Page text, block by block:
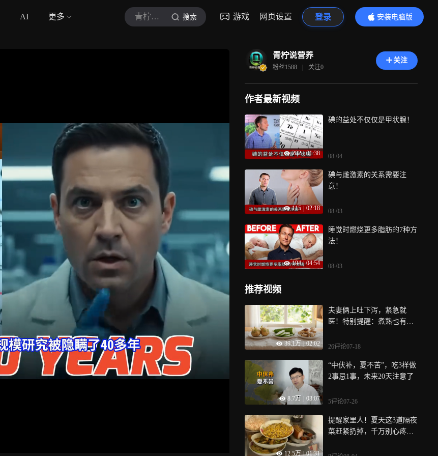
AI 更多 青柠说营养 搜索 游戏 网页设置 登录
安装电脑版
内容更精彩
青柠说营养
粉丝1588 | 关注0
关注
作者最新视频
282 | 01:38
碘的益处不仅仅是甲状腺！
08-04
115 02:18
碘与雌激素的关系需要注
意！
08-03
194 | 04:54
睡觉时燃烧更多脂肪的7种方
法！
08-03
推荐视频
39.1万 02:02
夫妻俩上吐下泻，紧急就
医！特别提醒：煮熟也有
别吃！夏天餐桌常见
26评论07-18
8.7万 03:07
“中伏补，夏不苦”，吃3样做
2事忌1事，未来20天注意了
5评论07-26
12.5万 | 01:31
提醒家里人！夏天这3道隔夜
菜赶紧扔掉，千万别心疼，